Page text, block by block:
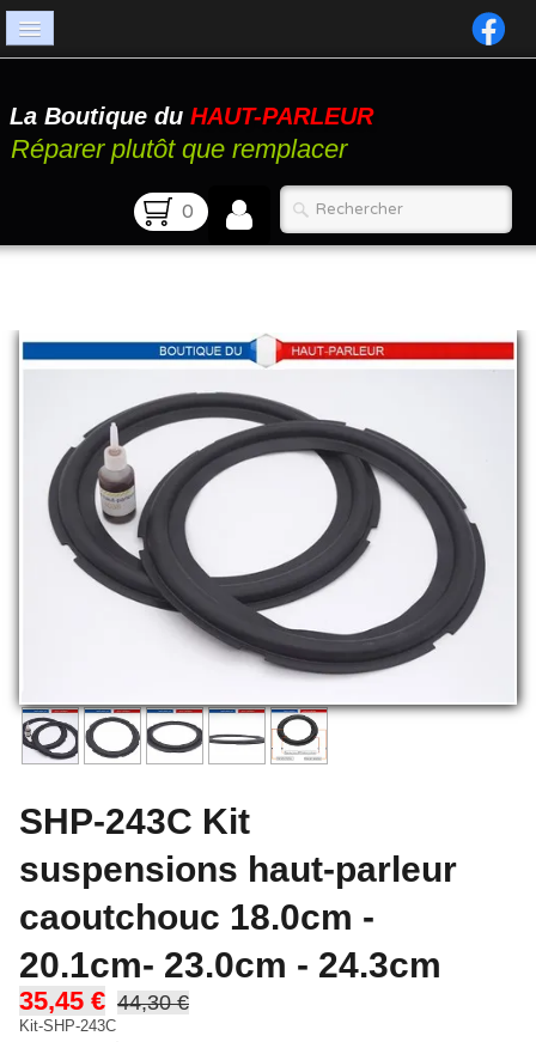
Catalogue
Atelier
La Boutique du HAUT-PARLEUR
Réparer plutôt que remplacer
0
SHP-243C Kit
suspensions haut-parleur
caoutchouc 18.0cm -
20.1cm- 23.0cm - 24.3cm
35,45 € 44,30 €
Kit-SHP-243C